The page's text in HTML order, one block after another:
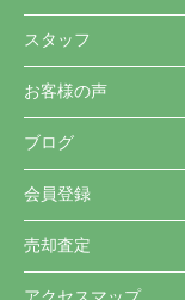
スタッフ
お客様の声
ブログ
会員登録
売却査定